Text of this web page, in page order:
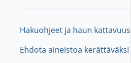
Hakuohjeet ja haun kattavuus
Ehdota aineistoa kerättäväksi